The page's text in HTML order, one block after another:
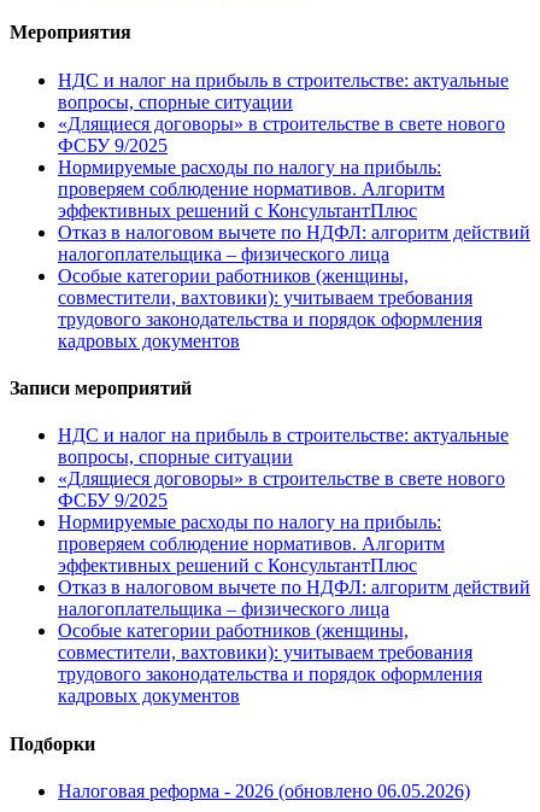
Мероприятия
НДС и налог на прибыль в строительстве: актуальные
вопросы, спорные ситуации
«Длящиеся договоры» в строительстве в свете нового
ФСБУ 9/2025
Нормируемые расходы по налогу на прибыль:
проверяем соблюдение нормативов. Алгоритм
эффективных решений с КонсультантПлюс
Отказ в налоговом вычете по НДФЛ: алгоритм действий
налогоплательщика – физического лица
Особые категории работников (женщины,
совместители, вахтовики): учитываем требования
трудового законодательства и порядок оформления
кадровых документов
Записи мероприятий
НДС и налог на прибыль в строительстве: актуальные
вопросы, спорные ситуации
«Длящиеся договоры» в строительстве в свете нового
ФСБУ 9/2025
Нормируемые расходы по налогу на прибыль:
проверяем соблюдение нормативов. Алгоритм
эффективных решений с КонсультантПлюс
Отказ в налоговом вычете по НДФЛ: алгоритм действий
налогоплательщика – физического лица
Особые категории работников (женщины,
совместители, вахтовики): учитываем требования
трудового законодательства и порядок оформления
кадровых документов
Подборки
Налоговая реформа - 2026 (обновлено 06.05.2026)